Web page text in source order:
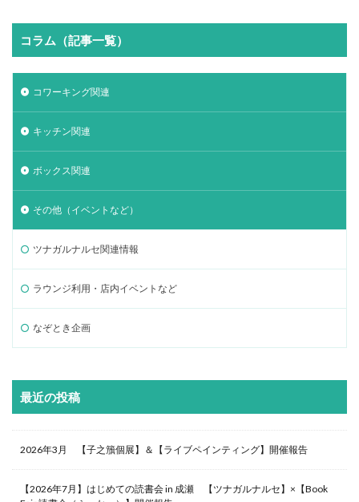
コラム（記事一覧）
コワーキング関連
キッチン関連
ボックス関連
その他（イベントなど）
ツナガルナルセ関連情報
ラウンジ利用・店内イベントなど
なぞとき企画
最近の投稿
2026年3月 【子之籏個展】＆【ライブペインティング】開催報告
【2026年7月】はじめての読書会 in 成瀬 【ツナガルナルセ】×【Book